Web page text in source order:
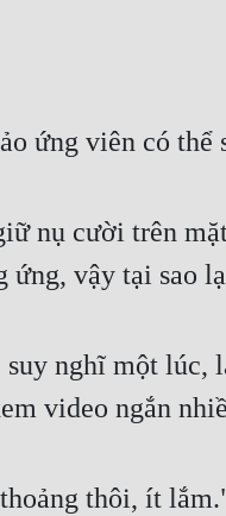
ứng viên có
nụ cười trên
ứng, vậy tại sao
nghĩ một lúc,
video ngắn
thôi, ít